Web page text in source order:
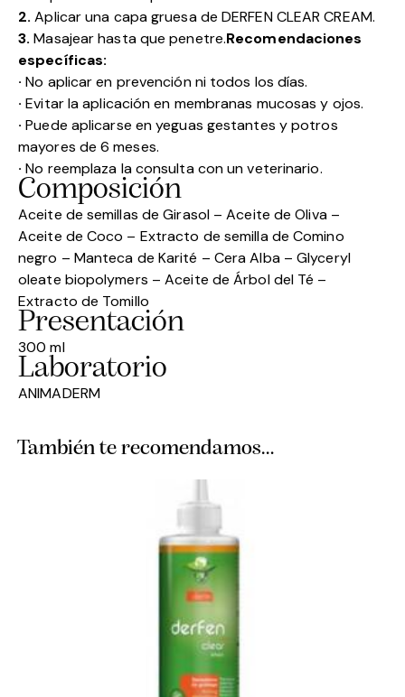
2. Aplicar una capa gruesa de DERFEN CLEAR CREAM.
3. Masajear hasta que penetre.Recomendaciones
específicas:
·No aplicar en prevención ni todos los días.
·Evitar la aplicación en membranas mucosas y ojos.
·Puede aplicarse en yeguas gestantes y potros
mayores de 6 meses.
·No reemplaza la consulta con un veterinario.
Composición
Aceite de semillas de Girasol – Aceite de Oliva –
Aceite de Coco – Extracto de semilla de Comino
negro – Manteca de Karité – Cera Alba – Glyceryl
oleate biopolymers – Aceite de Árbol del Té –
Extracto de Tomillo
Presentación
300 ml
Laboratorio
ANIMADERM
También te recomendamos…